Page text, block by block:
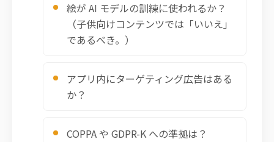
絵が AI モデルの訓練に使われるか？
（子供向けコンテンツでは「いいえ」
であるべき。）
アプリ内にターゲティング広告はある
か？
COPPA や GDPR-K への準拠は？